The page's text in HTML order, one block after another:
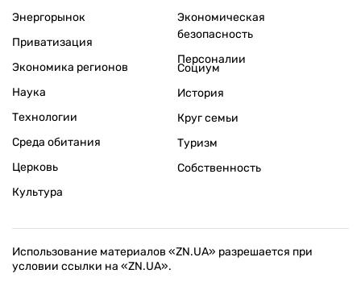
Энергорынок
Приватизация
Экономика регионов
Экономическая
безопасность
Персоналии
Наука
Технологии
Среда обитания
Церковь
Культура
Социум
История
Круг семьи
Туризм
Собственность
Использование материалов «ZN.UA» разрешается при
условии ссылки на «ZN.UA».